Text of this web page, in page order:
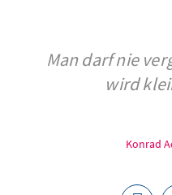
Man darf nie
wird
Konrad